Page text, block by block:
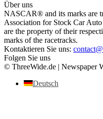
Über uns
NASCAR® and its marks are
Association for Stock Car
are the property of their
marks of the racetracks.
Kontaktieren Sie uns:
Folgen Sie uns
© ThreeWide.de | Newspaper
Deutsch